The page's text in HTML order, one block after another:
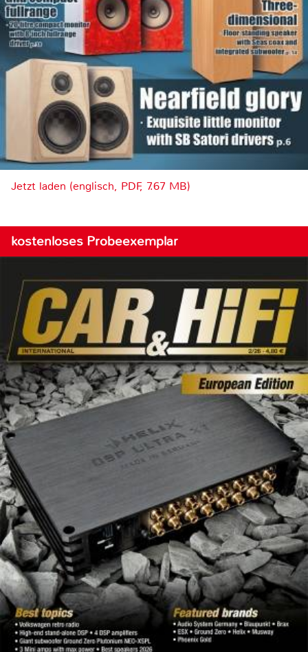
Jetzt laden (englisch, PDF, 7.67 MB)
kostenloses Probeexemplar